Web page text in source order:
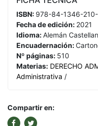
ISBN: 978-84-1346-
Fecha de edición: 2021
Idioma:Alemán
Encuadernación:
Nº páginas: 510
Materias: DERECHO
Administrativa /
Compartir en: